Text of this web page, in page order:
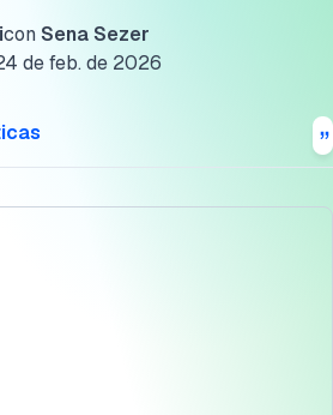
con Sena Sezer
de feb. de 2026